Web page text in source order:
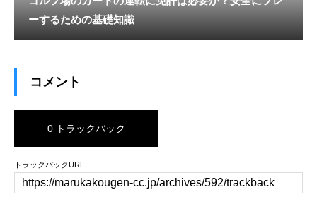
ーするための基礎知識
コメント
0 トラックバック
トラックバックURL